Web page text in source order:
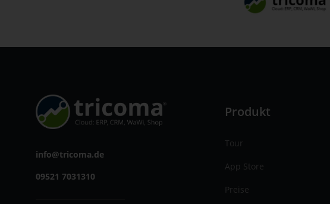
info@tricoma.de
09521 7031310
Produkt
Tour
App Store
Preise